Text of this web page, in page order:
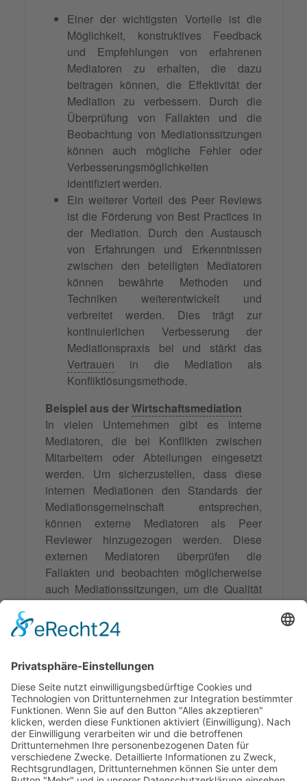
Einer der wichtigsten Vorteile ist die
Möglichkeit, konstruktives Feedback
und Empfehlungen von erfahrenen
Mediatoren zu erhalten, die dazu
beitragen können, die Effektivität der
Mediation zu verbessern. Durch die
Überprüfung von Fallakten und die
Beobachtung von Mediationssitzungen
können auch mögliche Fehler oder
Verbesserungsmöglichkeiten
identifiziert werden.
Ein weiterer Vorteil des Peer Reviews
ist die Förderung von Best Practices in
der Mediation. Durch den Austausch
von Erfahrungen und Erkenntnissen
zwischen den beteiligten Mediatoren
können bewährte Methoden und
Techniken weiterentwickelt und
verbreitet werden. Dies trägt zur
kontinuierlichen Verbesserung der
Mediationspraxis bei und stärkt das
Vertrauen in die Mediation als
Konfliktlösungsmethode.
Beispiel aus derWirtschaftsmediation
In vielen Unternehmen gibt es interne
Mediatoren, die bei Konflikten zwischen
Mitarbeitern oder Abteilungen eingesetzt
werden. Um sicherzustellen, dass diese
internen Mediationen den Standards der
Mediationsgemeinschaft entsprechen,
können externe Mediatoren als Peer
Reviewer hinzugezogen werden. Diese
externen Mediatoren überprüfen die
Fallakten und beobachten möglicherweise
auch Mediationssitzungen, um die Qualität
und Wirksamkeit der internen Mediation zu
bewerten. Anschließend geben sie
Feedback und Empfehlungen, die dazu
Mediationsverfahren zu verbessern und Best
Practices zu fördern.